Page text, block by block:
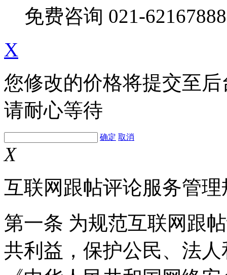
免费咨询 021-62167888
X
您修改的价格将提交至
请耐心等待
确定 取消
X
互联网跟帖评论服务管理
第一条 为规范互联网跟
共利益，保护公民、法